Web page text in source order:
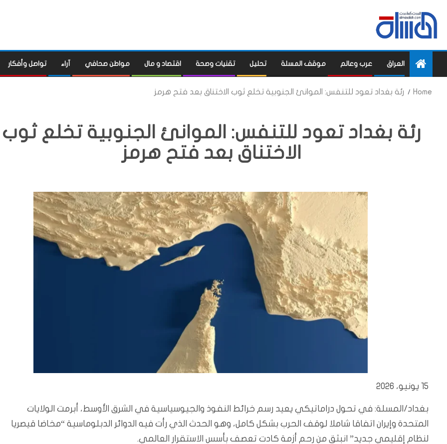
العراق عرب وعالم موقف المسلة تحليل تقنيات وصحة اقتصاد و مال مواطن صحافي آراء تواصل وأفكار
Home رئة بغداد تعود للتنفس: الموانئ الجنوبية تخلع ثوب الاختناق بعد فتح هرمز
رئة بغداد تعود للتنفس: الموانئ الجنوبية تخلع ثوب
الاختناق بعد فتح هرمز
15 يونيو، 2026
بغداد/المسلة: في تحول دراماتيكي يعيد رسم خرائط النفوذ والجيوسياسية في الشرق الأوسط، أبرمت الولايات
المتحدة وإيران اتفاقا شاملا لوقف الحرب بشكل كامل، وهو الحدث الذي رأت فيه الدوائر الدبلوماسية “مخاضا قيصريا
لنظام إقليمي جديد” انبثق من رحم أزمة كادت تعصف بأسس الاستقرار العالمي.